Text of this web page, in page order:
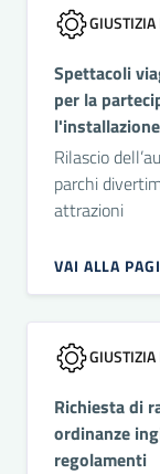
Spettacoli
per la
Rilascio
parchi
attrazioni
VAI ALLA
Richiesta di
ordinanze
regolamenti